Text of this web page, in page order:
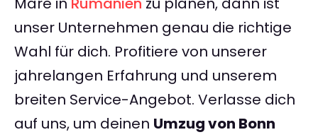
unser Unternehmen genau die richtige
Wahl für dich. Profitiere von unserer
jahrelangen Erfahrung und unserem
breiten Service-Angebot. Verlasse dich
auf uns, um deinen Umzug von Bonn